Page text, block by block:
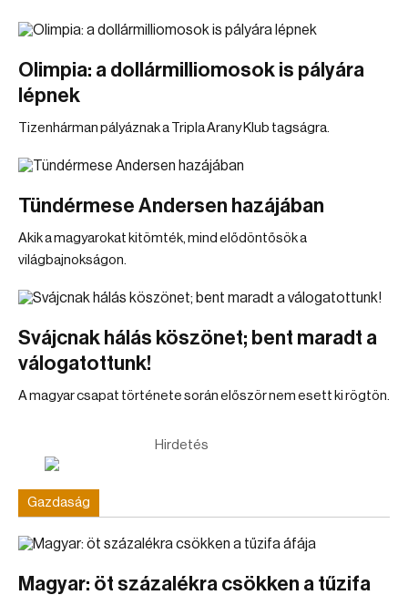
Olimpia: a dollármilliomosok is pályára
lépnek
Tizenhárman pályáznak a Tripla Arany Klub tagságra.
Tündérmese Andersen hazájában
Akik a magyarokat kitömték, mind elődöntősök a
világbajnokságon.
Svájcnak hálás köszönet; bent maradt a
válogatottunk!
A magyar csapat története során először nem esett ki rögtön.
Hirdetés
Gazdaság
Magyar: öt százalékra csökken a tűzifa